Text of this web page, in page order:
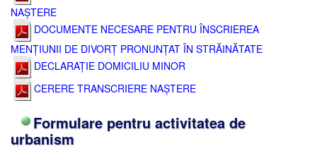
NAȘTERE
DOCUMENTE NECESARE PENTRU ÎNSCRIEREA
MENȚIUNII DE DIVORȚ PRONUNȚAT ÎN STRĂINĂTATE
DECLARAȚIE DOMICILIU MINOR
CERERE TRANSCRIERE NAȘTERE
Formulare pentru activitatea de
urbanism